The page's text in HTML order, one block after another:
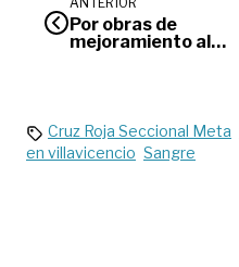
Por obras de
mejoramiento al
Cruz Roja Seccional Meta
en villavicencio Sangre